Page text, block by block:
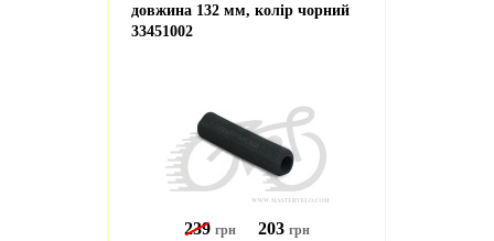
довжина 132 мм, колір чорний
33451002
239 грн 203 грн